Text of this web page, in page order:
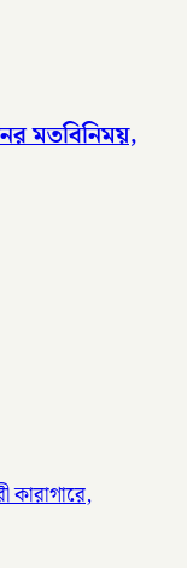
মতবিনিময়,
কারাগারে,